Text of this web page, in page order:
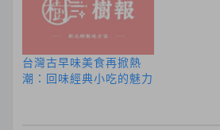
台灣古早味美食再掀熱
潮：回味經典小吃的魅力